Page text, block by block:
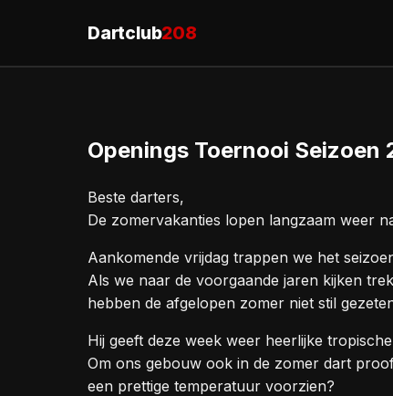
Dartclub208
Openings Toernooi
Beste darters,
De zomervakanties lopen langzaam weer
Aankomende vrijdag trappen we het
Als we naar de voorgaande jaren kijken
hebben de afgelopen zomer niet stil
Hij geeft deze week weer heerlijke
Om ons gebouw ook in de zomer dart
een prettige temperatuur voorzien?